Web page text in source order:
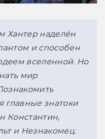
Хантер наделён
и способен
вселенной. Но
мир
главные знатоки
Константин,
и Незнакомец.